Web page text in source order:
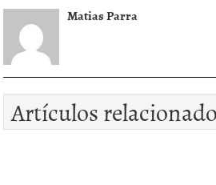
Matias Parra
Artículos